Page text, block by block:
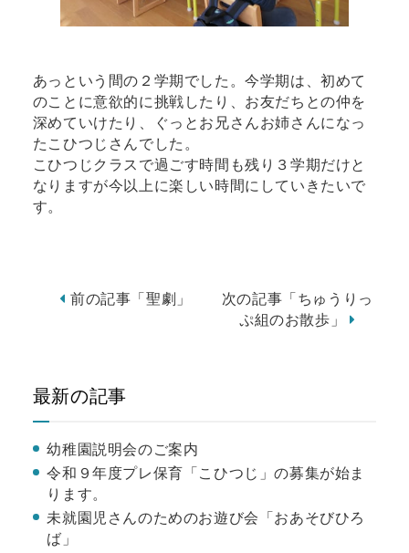
あっという間の２学期でした。今学期は、初めて
のことに意欲的に挑戦したり、お友だちとの仲を
深めていけたり、ぐっとお兄さんお姉さんになっ
たこひつじさんでした。
こひつじクラスで過ごす時間も残り３学期だけと
なりますが今以上に楽しい時間にしていきたいで
す。
前の記事「聖劇」
次の記事「ちゅうりっ
ぷ組のお散歩」
最新の記事
幼稚園説明会のご案内
令和９年度プレ保育「こひつじ」の募集が始ま
ります。
未就園児さんのためのお遊び会「おあそびひろ
ば」